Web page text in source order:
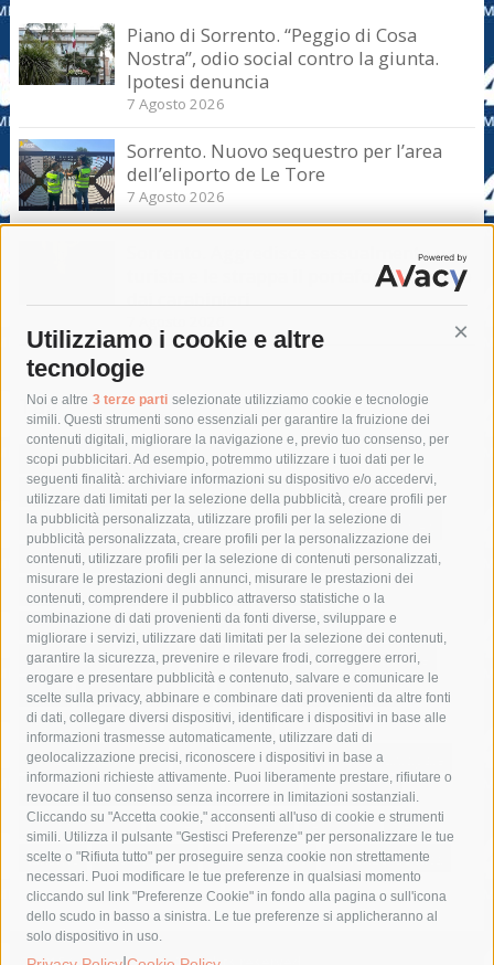
Utilizziamo i cookie e altre
tecnologie
Noi e altre 3 terze parti selezionate utilizziamo cookie e tecnologie
simili. Questi strumenti sono essenziali per garantire la fruizione dei
contenuti digitali, migliorare la navigazione e, previo tuo consenso, per
scopi pubblicitari. Ad esempio, potremmo utilizzare i tuoi dati per le
seguenti finalità: archiviare informazioni su dispositivo e/o accedervi,
utilizzare dati limitati per la selezione della pubblicità, creare profili per
la pubblicità personalizzata, utilizzare profili per la selezione di
pubblicità personalizzata, creare profili per la personalizzazione dei
contenuti, utilizzare profili per la selezione di contenuti personalizzati,
misurare le prestazioni degli annunci, misurare le prestazioni dei
contenuti, comprendere il pubblico attraverso statistiche o la
combinazione di dati provenienti da fonti diverse, sviluppare e
migliorare i servizi, utilizzare dati limitati per la selezione dei contenuti,
garantire la sicurezza, prevenire e rilevare frodi, correggere errori,
erogare e presentare pubblicità e contenuto, salvare e comunicare le
scelte sulla privacy, abbinare e combinare dati provenienti da altre fonti
di dati, collegare diversi dispositivi, identificare i dispositivi in base alle
informazioni trasmesse automaticamente, utilizzare dati di
geolocalizzazione precisi, riconoscere i dispositivi in base a
informazioni richieste attivamente. Puoi liberamente prestare, rifiutare o
revocare il tuo consenso senza incorrere in limitazioni sostanziali.
Cliccando su "Accetta cookie," acconsenti all'uso di cookie e strumenti
simili. Utilizza il pulsante "Gestisci Preferenze" per personalizzare le tue
scelte o "Rifiuta tutto" per proseguire senza cookie non strettamente
necessari. Puoi modificare le tue preferenze in qualsiasi momento
cliccando sul link "Preferenze Cookie" in fondo alla pagina o sull'icona
dello scudo in basso a sinistra. Le tue preferenze si applicheranno al
solo dispositivo in uso.
Piano di Sorrento. “Peggio di Cosa
Nostra”, odio social contro la giunta.
Ipotesi denuncia
7 Agosto 2026
Sorrento. Nuovo sequestro per l’area
dell’eliporto de Le Tore
7 Agosto 2026
Sorrento. Aggredisce sessualmente una
turista e le strappa il portafogli, fermato
dai carabinieri
Tag
acqua allerta meteo
anas
area marina protetta di punta campanella
arresto
Asl Napoli 3 sud
capitaneria di porto capri
carabinieri
castellammare di stabia
circumvesuviana
comune di sorrento
concerto
contagi
costiera amalfitana
covid-19 eav
elezioni
fondazione sorrento
gori guardia costiera
incidente
lavori
lorenzo balducelli mare
massa lubrense
massimo coppola
Meta napoli
ordinanza
penisola sorrentina
piano di sorrento
polizia municipale
protezione civile
Regione Campania
sant'agnello
sindaco cuomo
sorrento studenti temporali
treni
turismo
Vico Equense villa fiorentino vincenzo de luca